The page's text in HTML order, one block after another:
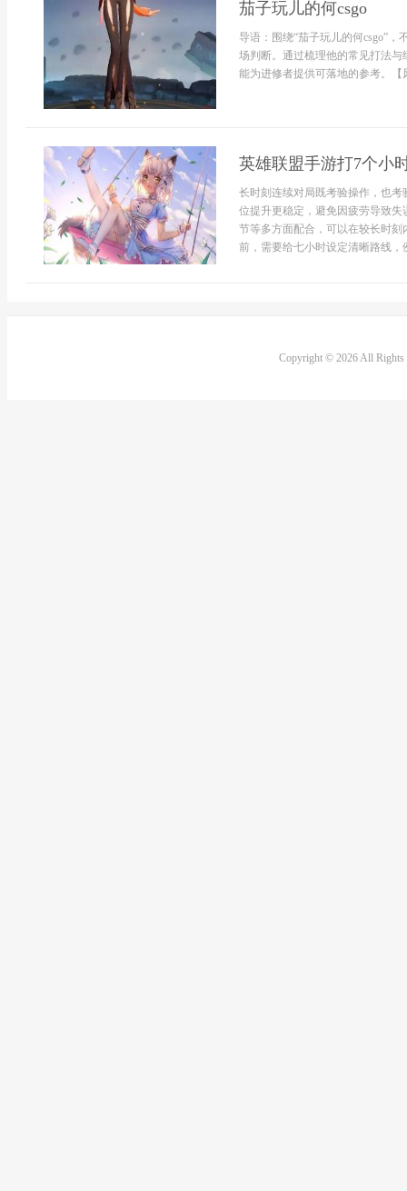
茄子玩儿的何csgo
导语：围绕“茄子玩儿的何csgo”
场判断。通过梳理他的常见打法
能为进修者提供可落地的参考。【
英雄联盟手游打7个小
长时刻连续对局既考验操作，也
位提升更稳定，避免因疲劳导致
节等多方面配合，可以在较长时
前，需要给七小时设定清晰路线
Copyright © 2026 All